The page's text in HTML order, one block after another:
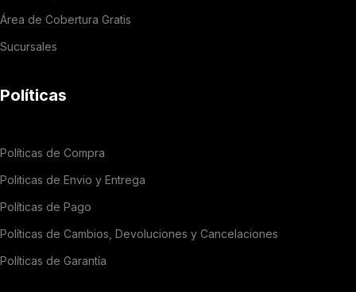
Área de Cobertura Gratis
Sucursales
Políticas
Políticas de Compra
Politicas de Envio y Entrega
Políticas de Pago
Políticas de Cambios, Devoluciones y Cancelaciones
Políticas de Garantía